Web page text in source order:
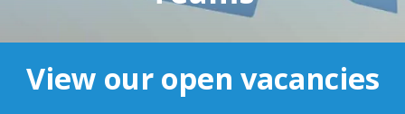
View our open vacancies